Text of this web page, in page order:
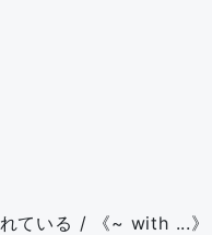
ている / 《~ with ...》